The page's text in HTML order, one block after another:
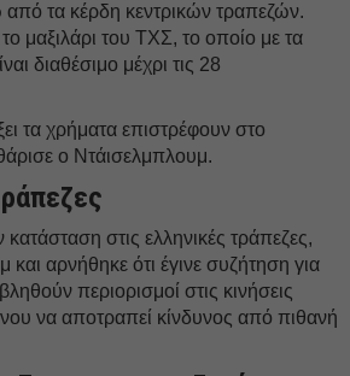
από τα κέρδη κεντρικών τραπεζών.
μαξιλάρι του ΤΧΣ, το οποίο με τα
διαθέσιμο μέχρι τις 28
τα χρήματα επιστρέφουν στο
ο Ντάισελμπλουμ.
στις ελληνικές τράπεζες,
και αρνήθηκε ότι έγινε συζήτηση για
περιορισμοί στις κινήσεις
να αποτραπεί κίνδυνος από πιθανή